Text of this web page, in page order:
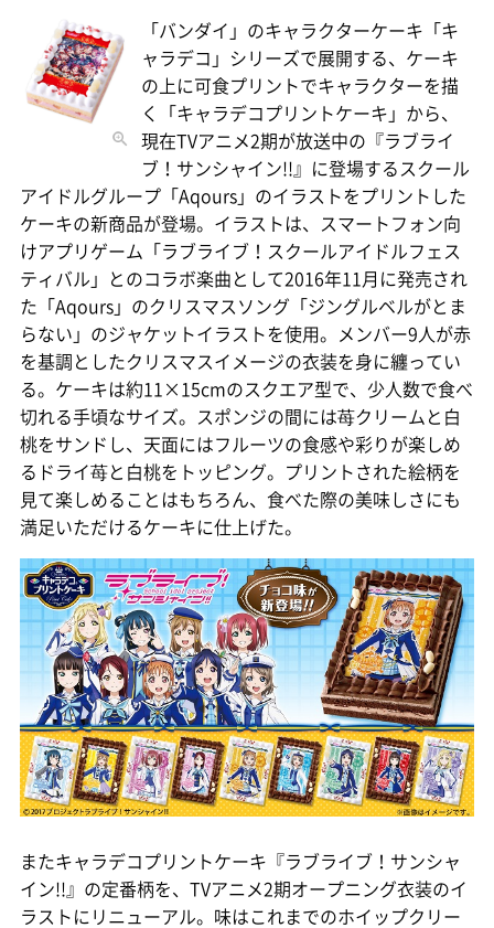
「バンダイ」のキャラクターケーキ「キ
ャラデコ」シリーズで展開する、ケーキ
の上に可食プリントでキャラクターを描
く「キャラデコプリントケーキ」から、
現在TVアニメ2期が放送中の『ラブライ
ブ！サンシャイン!!』に登場するスクール
アイドルグループ「Aqours」のイラストをプリントした
ケーキの新商品が登場。イラストは、スマートフォン向
けアプリゲーム「ラブライブ！スクールアイドルフェス
ティバル」とのコラボ楽曲として2016年11月に発売され
た「Aqours」のクリスマスソング「ジングルベルがとま
らない」のジャケットイラストを使用。メンバー9人が赤
を基調としたクリスマスイメージの衣装を身に纏ってい
る。ケーキは約11×15cmのスクエア型で、少人数で食べ
切れる手頃なサイズ。スポンジの間には苺クリームと白
桃をサンドし、天面にはフルーツの食感や彩りが楽しめ
るドライ苺と白桃をトッピング。プリントされた絵柄を
見て楽しめることはもちろん、食べた際の美味しさにも
満足いただけるケーキに仕上げた。
またキャラデコプリントケーキ『ラブライブ！サンシャ
イン!!』の定番柄を、TVアニメ2期オープニング衣装のイ
ラストにリニューアル。味はこれまでのホイップクリー